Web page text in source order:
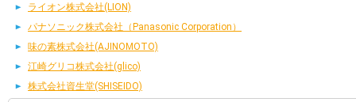
ライオン株式会社(LION)
パナソニック株式会社（Panasonic Corporation）
味の素株式会社(AJINOMOTO)
江崎グリコ株式会社(glico)
株式会社資生堂(SHISEIDO)